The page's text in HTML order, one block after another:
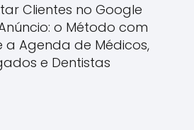
Clientes no Google
o Método com
a Agenda de Médicos,
e Dentistas